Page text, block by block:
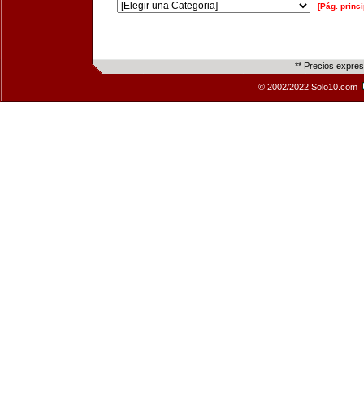
[Pág.
** Precios
© 2002/2022 Solo10.com